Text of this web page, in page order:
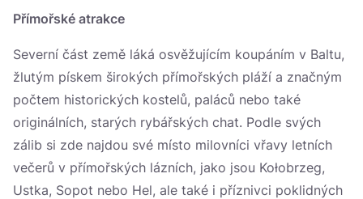
Přímořské atrakce
Severní část země láká osvěžujícím koupáním v Baltu,
žlutým pískem širokých přímořských pláží a značným
počtem historických kostelů, paláců nebo také
originálních, starých rybářských chat. Podle svých
zálib si zde najdou své místo milovníci vřavy letních
večerů v přímořských lázních, jako jsou Kołobrzeg,
Ustka, Sopot nebo Hel, ale také i příznivci poklidných